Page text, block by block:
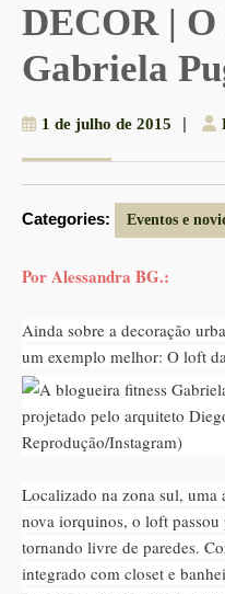
DECOR |
Gabriela
1 de julho de 2015
2015
|
Categories: Eventos e
Por Alessandra BG.:
Ainda sobre a decoração
um exemplo melhor: O loft
Localizado na zona sul, uma
nova iorquinos, o loft
tornando livre de paredes.
integrado com closet e